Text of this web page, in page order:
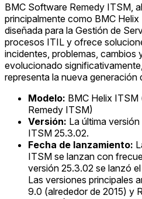
BMC Software Remedy ITSM,
principalmente como BMC
diseñada para la Gestión de
procesos ITIL y ofrece
incidentes, problemas, cambios
evolucionado
representa la nueva generación
Modelo: BMC Helix ITSM
Remedy ITSM)
Versión: La última
ITSM 25.3.02.
Fecha de lanzamiento:
ITSM se lanzan con
versión 25.3.02 se lanzó
Las versiones principales
9.0 (alrededor de 2015) y